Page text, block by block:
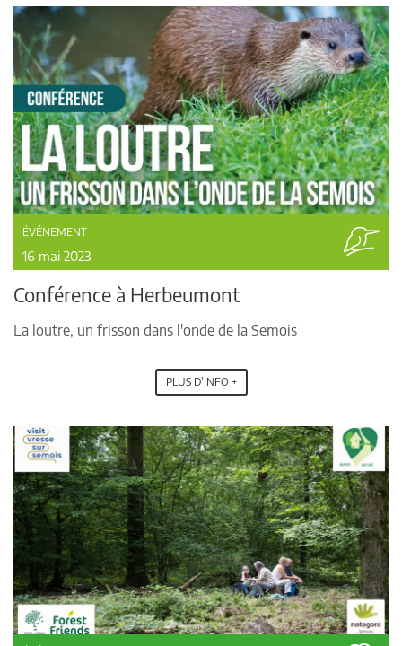
ÉVÉNEMENT
16 mai 2023
Conférence à Herbeumont
La loutre, un frisson dans l'onde de la Semois
PLUS D'INFO +